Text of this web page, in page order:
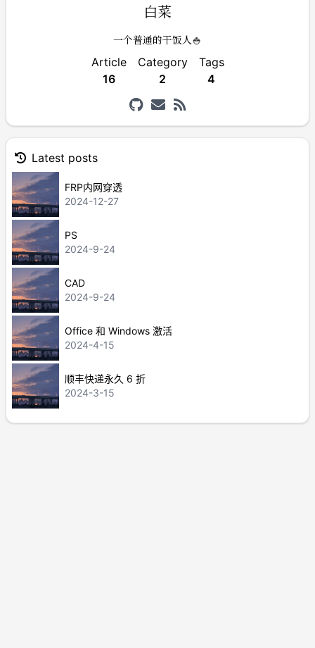
白菜
一个普通的干饭人🍚
Article
16
Category
2
Tags
4
Latest posts
FRP内网穿透
2024-12-27
PS
2024-9-24
CAD
2024-9-24
Office 和 Windows 激活
2024-4-15
顺丰快递永久 6 折
2024-3-15